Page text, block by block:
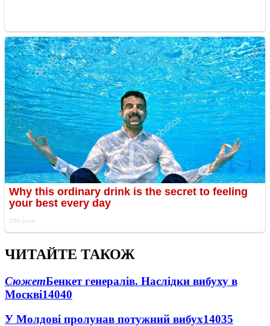
ЧИТАЙТЕ ТАКОЖ
СюжетБенкет генералів. Наслідки вибуху в
Москві14040
У Молдові пролунав потужний вибух14035